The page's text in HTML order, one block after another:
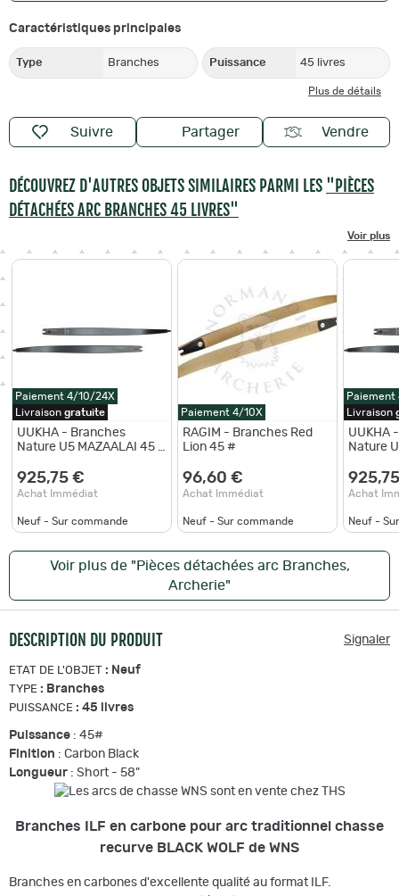
Caractéristiques principales
Type Branches Puissance 45 livres
Plus de détails
Suivre Partager Vendre
DÉCOUVREZ D'AUTRES OBJETS SIMILAIRES PARMI LES "PIÈCES
DÉTACHÉES ARC BRANCHES 45 LIVRES"
Voir plus
Paiement 4/10/24X
Livraison gratuite
UUKHA - Branches
Nature U5 MAZAALAI 45 #
925,75 €
Achat Immédiat
Neuf - Sur commande
Paiement 4/10X
RAGIM - Branches Red
Lion 45 #
96,60 €
Achat Immédiat
Neuf - Sur commande
Livraison
UUKHA
Nature
Achat
Neuf -
Voir plus de "Pièces détachées arc Branches,
Archerie"
DESCRIPTION DU PRODUIT Signaler
ETAT DE L'OBJET : Neuf
TYPE : Branches
PUISSANCE : 45 livres
Puissance : 45#
Finition : Carbon Black
Longueur : Short - 58"
Branches ILF en carbone pour arc traditionnel chasse
recurve BLACK WOLF de WNS
Branches en carbones d'excellente qualité au format ILF.